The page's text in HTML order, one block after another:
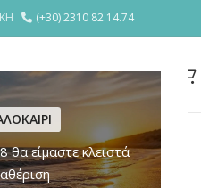
είμαστε κλειστά
(+30) 2310 82.14.74